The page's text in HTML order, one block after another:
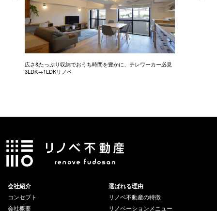
広さ&たっぷり収納でおうち時間を豊かに、テレワーカー必見
3LDK→1LDKリノベ
会社紹介
コンセプト
会社概要
選ばれる理由
リノベ不動産の特徴
リノベーションメニュー